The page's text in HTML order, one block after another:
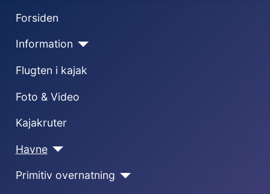
Forsiden
Information
Flugten i kajak
Foto & Video
Kajakruter
Havne
Primitiv overnatning